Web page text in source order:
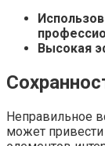
Высокая
Неправильное
может